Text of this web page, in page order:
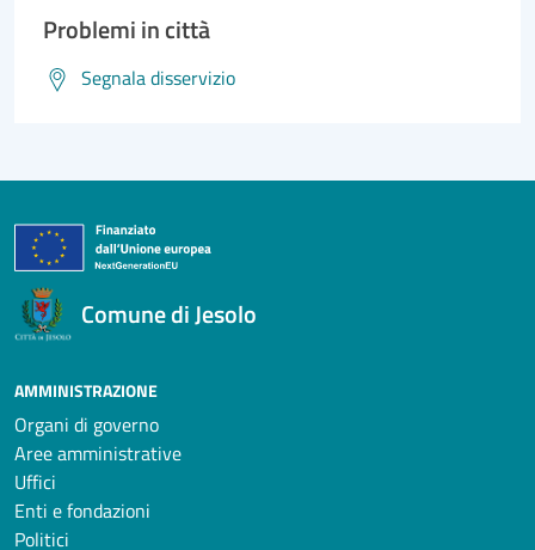
Problemi in città
Segnala disservizio
Comune di Jesolo
AMMINISTRAZIONE
Organi di governo
Aree amministrative
Uffici
Enti e fondazioni
Politici